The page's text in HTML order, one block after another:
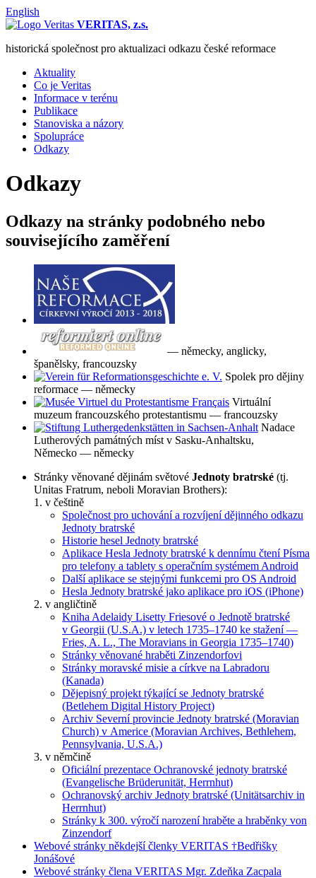
English
VERITAS, z.s.
historická společnost pro aktualizaci odkazu české reformace
Aktuality
Co je Veritas
Informace v terénu
Publikace
Stanoviska a názory
Spolupráce
Odkazy
Odkazy
Odkazy na stránky podobného nebo
souvisejícího zaměření
— německy, anglicky,
španělsky, francouzsky
Spolek pro dějiny
reformace — německy
Virtuální
muzeum francouzského protestantismu — francouzsky
Nadace
Lutherových památných míst v Sasku-Anhaltsku,
Německo — německy
Stránky věnované dějinám světové Jednoty bratrské (tj.
Unitas Fratrum, neboli Moravian Brothers):
1. v češtině
Společnost pro uchování a rozvíjení dějinného odkazu
Jednoty bratrské
Historie hesel Jednoty bratrské
Aplikace Hesla Jednoty bratrské k dennímu čtení Písma
pro telefony a tablety s operačním systémem Android
Další aplikace se stejnými funkcemi pro OS Android
Hesla Jednoty bratrské jako aplikace pro iOS (iPhone)
2. v angličtině
Kniha Adelaidy Lisetty Friesové o Jednotě bratrské
v Georgii (U.S.A.) v letech 1735–1740 ke stažení —
Fries, A. L., The Moravians in Georgia 1735–1740)
Stránky věnované hraběti Zinzendorfovi
Stránky moravské misie a církve na Labradoru
(Kanada)
Dějepisný projekt týkající se Jednoty bratrské
(Betlehem Digital History Project)
Archiv Severní provincie Jednoty bratrské (Moravian
Church) v Americe (Moravian Archives, Bethlehem,
Pennsylvania, U.S.A.)
3. v němčině
Oficiální prezentace Ochranovské jednoty bratrské
(Evangelische Brüderunität, Herrnhut)
Ochranovský archiv Jednoty bratrské (Unitätsarchiv in
Herrnhut)
Stránky k 300. výročí narození hraběte a hraběnky von
Zinzendorf
Webové stránky někdejší členky VERITAS †Bedřišky
Jonášové
Webové stránky člena VERITAS Mgr. Zdeňka Zacpala